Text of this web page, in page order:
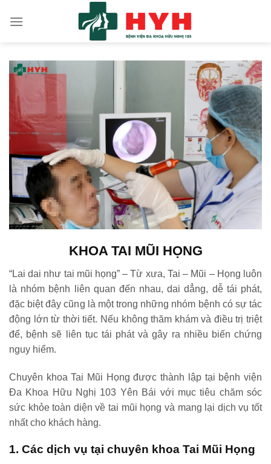
KHOA TAI MŨI HỌNG
“Lai dai như tai mũi họng” – Từ xưa, Tai – Mũi – Họng luôn
là nhóm bệnh liên quan đến nhau, dai dẳng, dễ tái phát,
đặc biệt đây cũng là một trong những nhóm bệnh có sự tác
động lớn từ thời tiết. Nếu không thăm khám và điều trị triệt
để, bệnh sẽ liên tục tái phát và gây ra nhiều biến chứng
nguy hiểm.
Chuyên khoa Tai Mũi Họng được thành lập tại bệnh viện
Đa Khoa Hữu Nghị 103 Yên Bái với mục tiêu chăm sóc
sức khỏe toàn diện về tai mũi họng và mang lại dịch vụ tốt
nhất cho khách hàng.
1. Các dịch vụ tại chuyên khoa Tai Mũi Họng